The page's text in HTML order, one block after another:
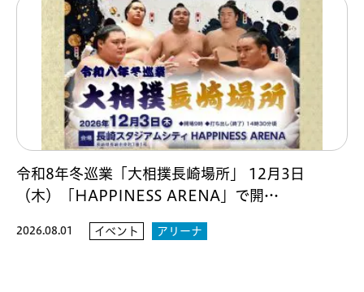
令和8年冬巡業「大相撲長崎場所」 12月3日
（木）「HAPPINESS ARENA」で開…
2026.08.01 イベント アリーナ